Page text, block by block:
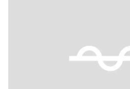
Previous slide